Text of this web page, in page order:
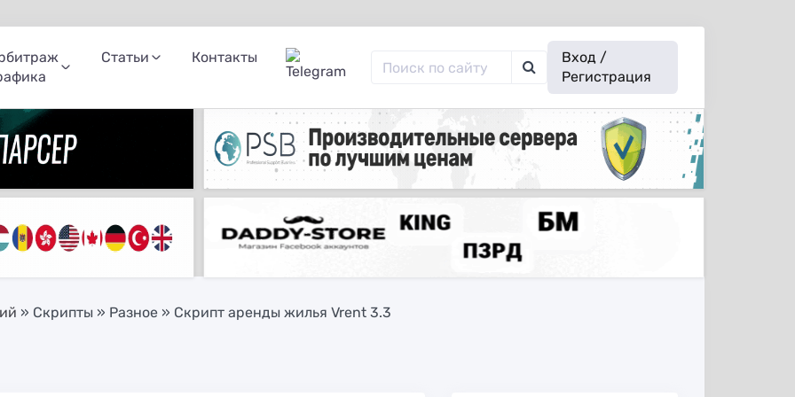
Статьи Контакты
Вход /
Регистрация
» Скрипты » Разное » Скрипт аренды жилья Vrent 3.3